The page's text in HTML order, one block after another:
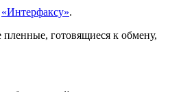
«Интерфаксу».
готовящиеся к обмену,